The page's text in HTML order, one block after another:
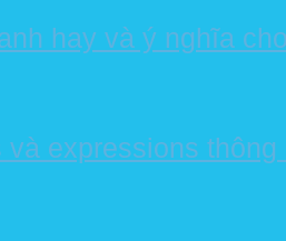
hay và ý nghĩa
và expressions